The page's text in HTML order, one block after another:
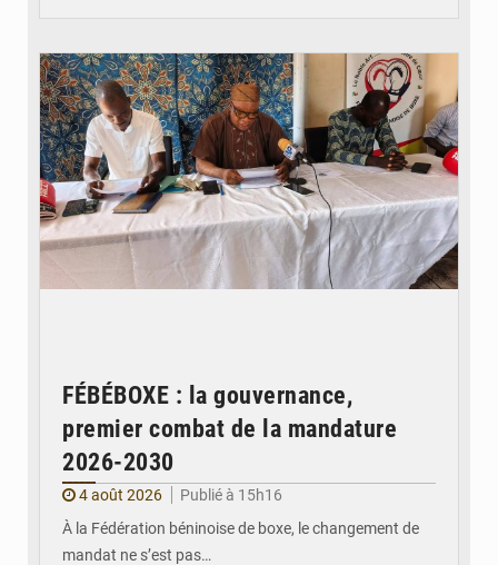
FÉBÉBOXE : la gouvernance,
premier combat de la mandature
2026-2030
4 août 2026
Publié à 15h16
À la Fédération béninoise de boxe, le changement de
mandat ne s’est pas…